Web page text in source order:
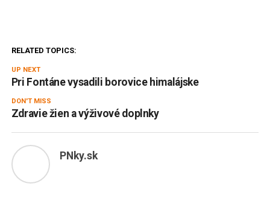
RELATED TOPICS:
UP NEXT
Pri Fontáne vysadili borovice himalájske
DON'T MISS
Zdravie žien a výživové doplnky
PNky.sk